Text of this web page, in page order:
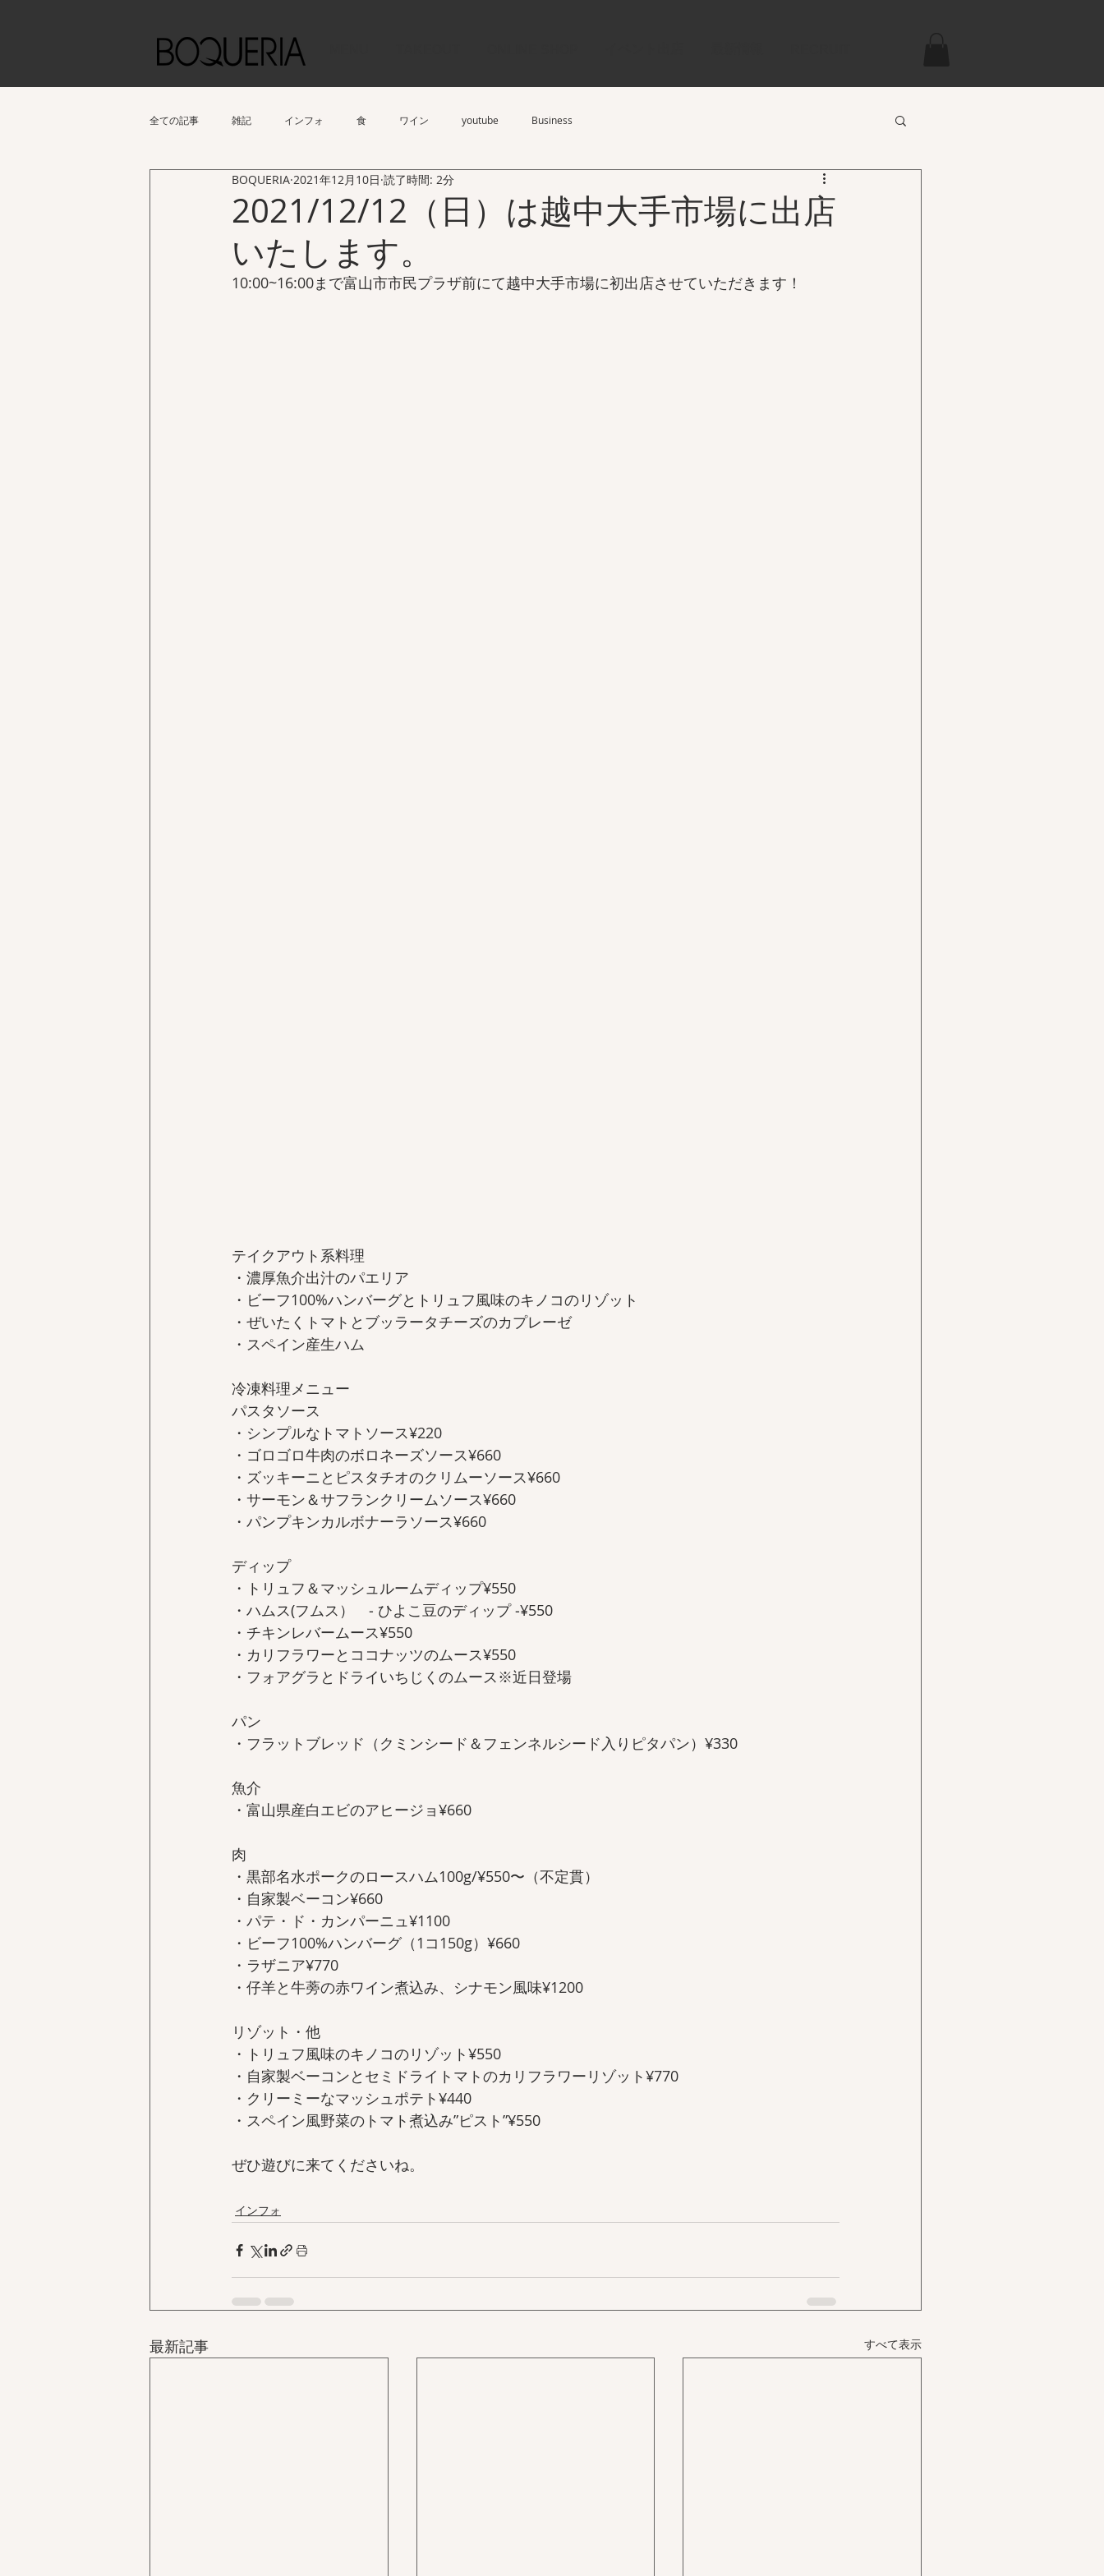
全ての記事 雑記 インフォ 食 ワイン youtube Business
2021/12/12（日）は越中大手市場に出店
いたします。
BOQUERIA 2021年12月10日 読了時間: 2分
10:00~16:00まで富山市市民プラザ前にて越中大手市場に初出店させていただきます！
テイクアウト系料理
・濃厚魚介出汁のパエリア
・ビーフ100%ハンバーグとトリュフ風味のキノコのリゾット
・ぜいたくトマトとブッラータチーズのカプレーゼ
・スペイン産生ハム
冷凍料理メニュー
パスタソース
・シンプルなトマトソース¥220
・ゴロゴロ牛肉のボロネーズソース¥660
・ズッキーニとピスタチオのクリムーソース¥660
・サーモン＆サフランクリームソース¥660
・パンプキンカルボナーラソース¥660
ディップ
・トリュフ＆マッシュルームディップ¥550
・ハムス(フムス）　‑ ひよこ豆のディップ ‑¥550
・チキンレバームース¥550
・カリフラワーとココナッツのムース¥550
・フォアグラとドライいちじくのムース※近日登場
パン
・フラットブレッド（クミンシード＆フェンネルシード入りピタパン）¥330
魚介
・富山県産白エビのアヒージョ¥660
肉
・黒部名水ポークのロースハム100g/¥550〜（不定貫）
・自家製ベーコン¥660
・パテ・ド・カンパーニュ¥1100
・ビーフ100%ハンバーグ（1コ150g）¥660
・ラザニア¥770
・仔羊と牛蒡の赤ワイン煮込み、シナモン風味¥1200
リゾット・他
・トリュフ風味のキノコのリゾット¥550
・自家製ベーコンとセミドライトマトのカリフラワーリゾット¥770
・クリーミーなマッシュポテト¥440
・スペイン風野菜のトマト煮込み”ピスト”¥550
ぜひ遊びに来てくださいね。
インフォ
最新記事 すべて表示